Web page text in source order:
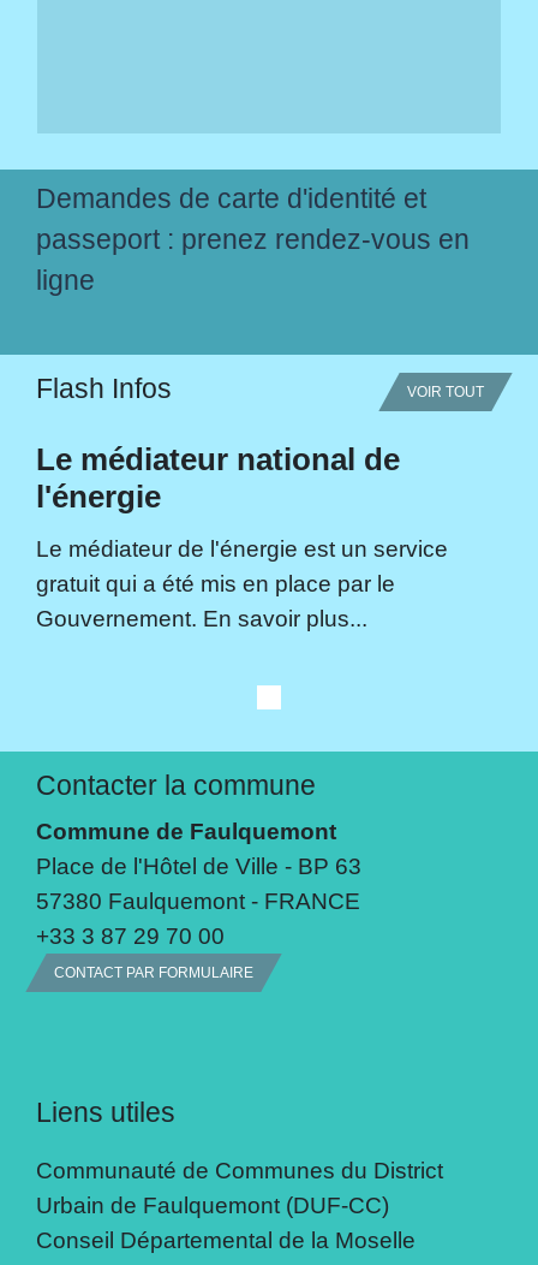
Demandes de carte d'identité et
passeport : prenez rendez-vous en
ligne
Flash Infos VOIR TOUT
Le médiateur national de
l'énergie
Le médiateur de l'énergie est un service
gratuit qui a été mis en place par le
Gouvernement. En savoir plus...
Contacter la commune
Commune de Faulquemont
Place de l'Hôtel de Ville - BP 63
57380 Faulquemont - FRANCE
+33 3 87 29 70 00
CONTACT PAR FORMULAIRE
Liens utiles
Communauté de Communes du District
Urbain de Faulquemont (DUF-CC)
Conseil Départemental de la Moselle